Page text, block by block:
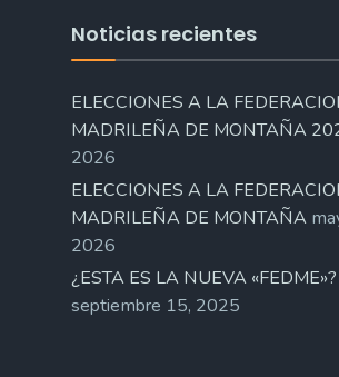
Noticias recientes
ELECCIONES A LA
MADRILEÑA DE MONTAÑA
2026
ELECCIONES A LA
MADRILEÑA DE MONTAÑA
2026
¿ESTA ES LA NUEVA «FEDME»?
septiembre 15, 2025